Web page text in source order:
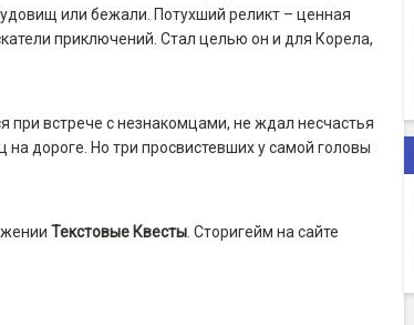
или бежали. Потухший реликт – ценная
приключений. Стал целью он и для Корела,
встрече с незнакомцами, не ждал несчастья
на дороге. Но три просвистевших у самой головы
Текстовые Квесты . Сторигейм на сайте